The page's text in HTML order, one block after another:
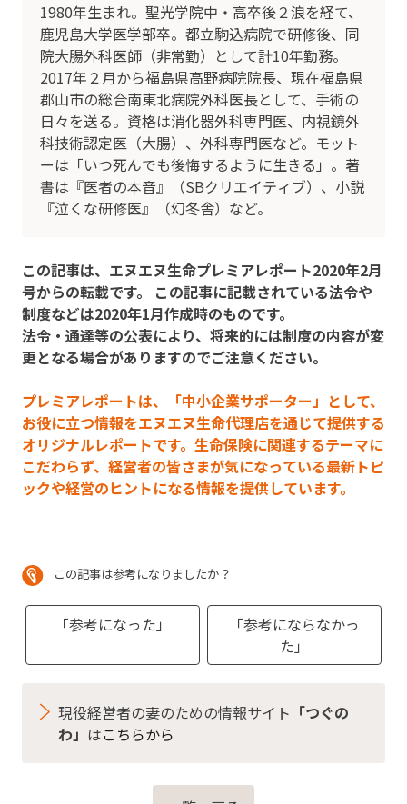
1980年生まれ。聖光学院中・高卒後２浪を経て、
鹿児島大学医学部卒。都立駒込病院で研修後、同
院大腸外科医師（非常勤）として計10年勤務。
2017年２月から福島県高野病院院長、現在福島県
郡山市の総合南東北病院外科医長として、手術の
日々を送る。資格は消化器外科専門医、内視鏡外
科技術認定医（大腸）、外科専門医など。モット
ーは「いつ死んでも後悔するように生きる」。著
書は『医者の本音』（SBクリエイティブ）、小説
『泣くな研修医』（幻冬舎）など。
この記事は、エヌエヌ生命プレミアレポート2020年2月
号からの転載です。 この記事に記載されている法令や
制度などは2020年1月作成時のものです。
法令・通達等の公表により、将来的には制度の内容が変
更となる場合がありますのでご注意ください。
プレミアレポートは、「中小企業サポーター」として、
お役に立つ情報をエヌエヌ生命代理店を通じて提供する
オリジナルレポートです。生命保険に関連するテーマに
こだわらず、経営者の皆さまが気になっている最新トピ
ックや経営のヒントになる情報を提供しています。
この記事は参考になりましたか？
「参考になった」
「参考にならなかっ
た」
現役経営者の妻のための情報サイト 「つぐの
わ」 はこちらから